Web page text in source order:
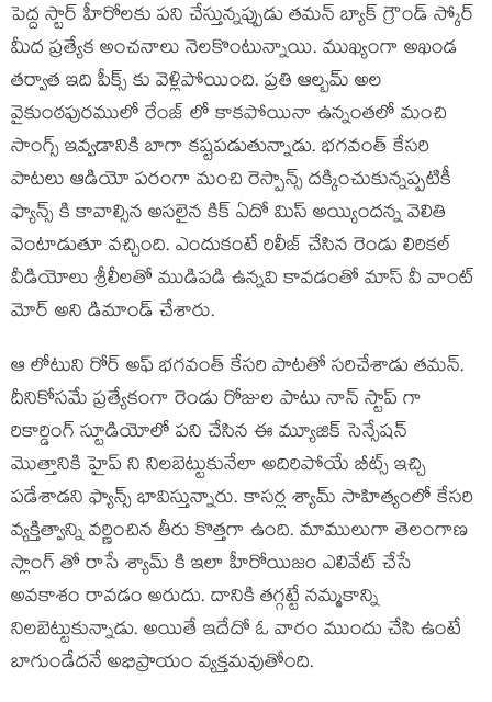
పెద్ద స్టార్ హీరోలకు పని చేస్తున్నప్పుడు తమన్ బ్యాక్ గ్రౌండ్ స్కోర్
మీద ప్రత్యేక అంచనాలు నెలకొంటున్నాయి. ముఖ్యంగా అఖండ
తర్వాత ఇది పీక్స్ కు వెళ్లిపోయింది. ప్రతి ఆల్బమ్ అల
వైకుంఠపురములో రేంజ్ లో కాకపోయినా ఉన్నంతలో మంచి
సాంగ్స్ ఇవ్వడానికి బాగా కష్టపడుతున్నాడు. భగవంత్ కేసరి
పాటలు ఆడియో పరంగా మంచి రెస్పాన్స్ దక్కించుకున్నప్పటికీ
ఫ్యాన్స్ కి కావాల్సిన అసలైన కిక్ ఏదో మిస్ అయ్యిందన్న వెలితి
వెంటాడుతూ వచ్చింది. ఎందుకంటే రిలీజ్ చేసిన రెండు లిరికల్
వీడియోలు శ్రీలీలతో ముడిపడి ఉన్నవి కావడంతో మాస్ వీ వాంట్
మోర్ అని డిమాండ్ చేశారు.
ఆ లోటుని రోర్ అఫ్ భగవంత్ కేసరి పాటతో సరిచేశాడు తమన్.
దీనికోసమే ప్రత్యేకంగా రెండు రోజుల పాటు నాన్ స్టాప్ గా
రికార్డింగ్ స్టూడియోలో పని చేసిన ఈ మ్యూజిక్ సెన్సేషన్
మొత్తానికి హైప్ ని నిలబెట్టుకునేలా అదిరిపోయే బీట్స్ ఇచ్చి
పడేశాడని ఫ్యాన్స్ భావిస్తున్నారు. కాసర్ల శ్యామ్ సాహిత్యంలో కేసరి
వ్యక్తిత్వాన్ని వర్ణించిన తీరు కొత్తగా ఉంది. మాములుగా తెలంగాణ
స్లాంగ్ తో రాసే శ్యామ్ కి ఇలా హీరోయిజం ఎలివేట్ చేసే
అవకాశం రావడం అరుదు. దానికి తగ్గట్టే నమ్మకాన్ని
నిలబెట్టుకున్నాడు. అయితే ఇదేదో ఓ వారం ముందు చేసి ఉంటే
బాగుండేదనే అభిప్రాయం వ్యక్తమవుతోంది.